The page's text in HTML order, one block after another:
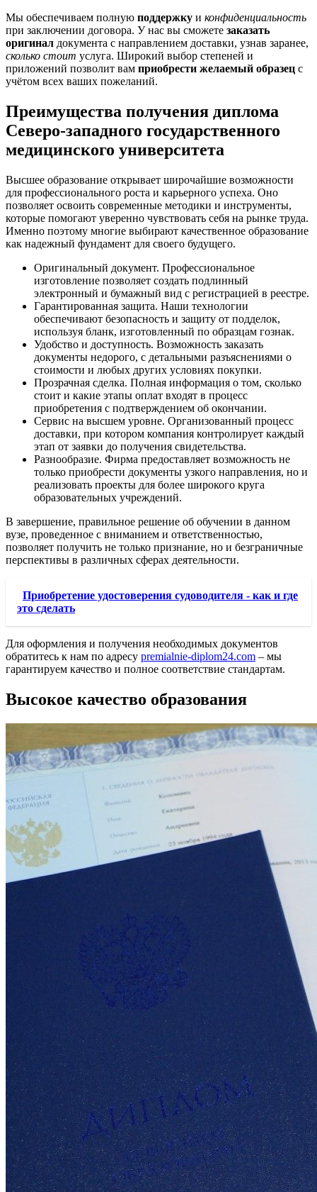
Мы обеспечиваем полную поддержку и конфиденциальность
при заключении договора. У нас вы сможете заказать
оригинал документа с направлением доставки, узнав заранее,
сколько стоит услуга. Широкий выбор степеней и
приложений позволит вам приобрести желаемый образец с
учётом всех ваших пожеланий.
Преимущества получения диплома
Северо-западного государственного
медицинского университета
Высшее образование открывает широчайшие возможности
для профессионального роста и карьерного успеха. Оно
позволяет освоить современные методики и инструменты,
которые помогают уверенно чувствовать себя на рынке труда.
Именно поэтому многие выбирают качественное образование
как надежный фундамент для своего будущего.
Оригинальный документ. Профессиональное
изготовление позволяет создать подлинный
электронный и бумажный вид с регистрацией в реестре.
Гарантированная защита. Наши технологии
обеспечивают безопасность и защиту от подделок,
используя бланк, изготовленный по образцам гознак.
Удобство и доступность. Возможность заказать
документы недорого, с детальными разъяснениями о
стоимости и любых других условиях покупки.
Прозрачная сделка. Полная информация о том, сколько
стоит и какие этапы оплат входят в процесс
приобретения с подтверждением об окончании.
Сервис на высшем уровне. Организованный процесс
доставки, при котором компания контролирует каждый
этап от заявки до получения свидетельства.
Разнообразие. Фирма предоставляет возможность не
только приобрести документы узкого направления, но и
реализовать проекты для более широкого круга
образовательных учреждений.
В завершение, правильное решение об обучении в данном
вузе, проведенное с вниманием и ответственностью,
позволяет получить не только признание, но и безграничные
перспективы в различных сферах деятельности.
Приобретение удостоверения судоводителя - как и где
это сделать
Для оформления и получения необходимых документов
обратитесь к нам по адресу premialnie-diplom24.com – мы
гарантируем качество и полное соответствие стандартам.
Высокое качество образования